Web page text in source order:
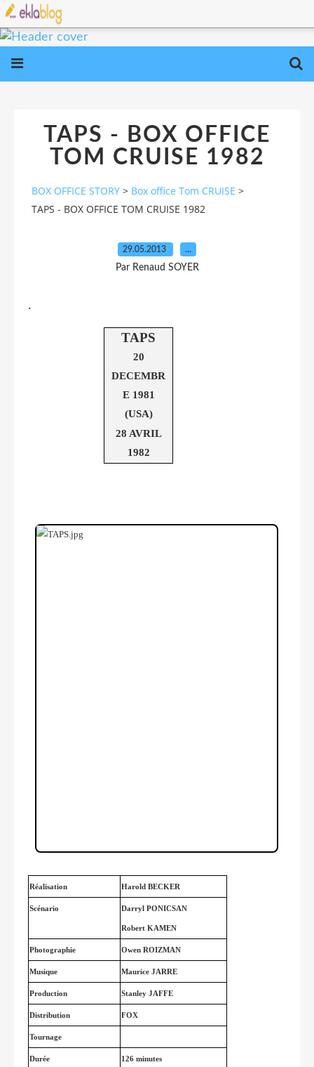
TAPS - BOX OFFICE
TOM CRUISE 1982
BOX OFFICE STORY > Box office Tom CRUISE >
TAPS - BOX OFFICE TOM CRUISE 1982
29.05.2013 …
Par Renaud SOYER
.
TAPS
20
DECEMBR
E 1981
(USA)
28 AVRIL
1982
Réalisation Harold BECKER
Scénario Darryl PONICSAN
Robert KAMEN
Photographie Owen ROIZMAN
Musique Maurice JARRE
Production Stanley JAFFE
Distribution FOX
Tournage
Durée 126 minutes